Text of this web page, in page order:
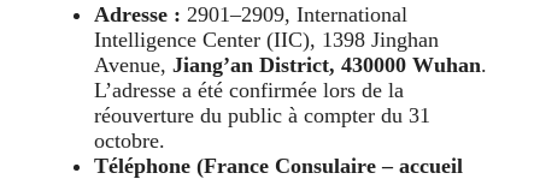
Adresse : 2901–2909, International
Intelligence Center (IIC), 1398 Jinghan
Avenue, Jiang’an District, 430000 Wuhan.
L’adresse a été confirmée lors de la
réouverture du public à compter du 31
octobre.
Téléphone (France Consulaire – accueil